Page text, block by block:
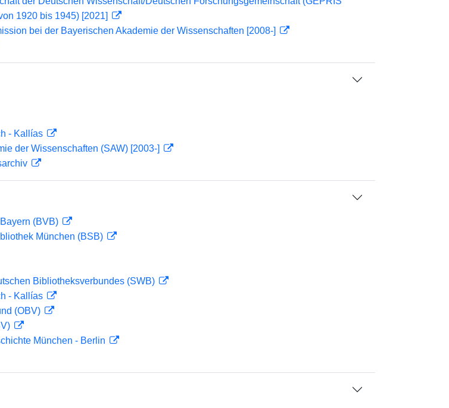
1920 bis 1945) [2021]
bei der Bayerischen Akademie der Wissenschaften [2008-]
- Kallías
der Wissenschaften (SAW) [2003-]
(BVB)
München (BSB)
Bibliotheksverbundes (SWB)
- Kallías
(OBV)
München - Berlin